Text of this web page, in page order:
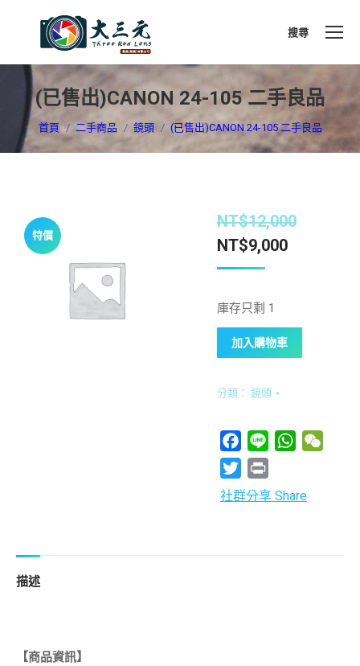
搜
搜尋
(已售出)CANON 24-105 二手良品
您在這裡：
首頁 二手商品 鏡頭 (已售出)CANON 24-105 二手良品
特價
NT$12,000
NT$9,000
庫存只剩 1
加入購物車
分類： 鏡頭
Facebook
Line WhatsApp
Twitter
社群分享 Share
描述
【商品資訊】